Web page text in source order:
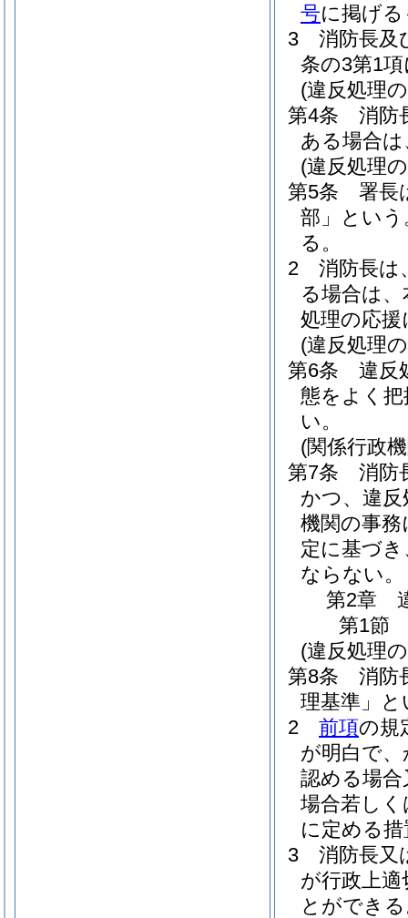
号に掲げ
3
消防長及
条の3第1
(違反処理
第4条
消防
ある場合
(違反処理
第5条
署長
部」という
る。
2
消防長は
る場合は
処理の応
(違反処理
第6条
違反
態をよく
い。
(関係行政
第7条
消防
かつ、違
機関の事
定に基づ
ならない。
第2章
第1節
(違反処理
第8条
消防
理基準」と
2
前項の規
が明白で
認める場
場合若し
に定める
3
消防長又
が行政上
とができ